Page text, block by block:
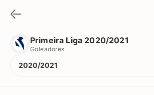
Primeira Liga 2020/2021
Goleadores
2020/2021